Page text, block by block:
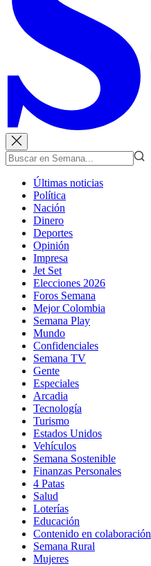
Últimas noticias
Política
Nación
Dinero
Deportes
Opinión
Impresa
Jet Set
Elecciones 2026
Foros Semana
Mejor Colombia
Semana Play
Mundo
Confidenciales
Semana TV
Gente
Especiales
Arcadia
Tecnología
Turismo
Estados Unidos
Vehículos
Semana Sostenible
Finanzas Personales
4 Patas
Salud
Loterías
Educación
Contenido en colaboración
Semana Rural
Mujeres